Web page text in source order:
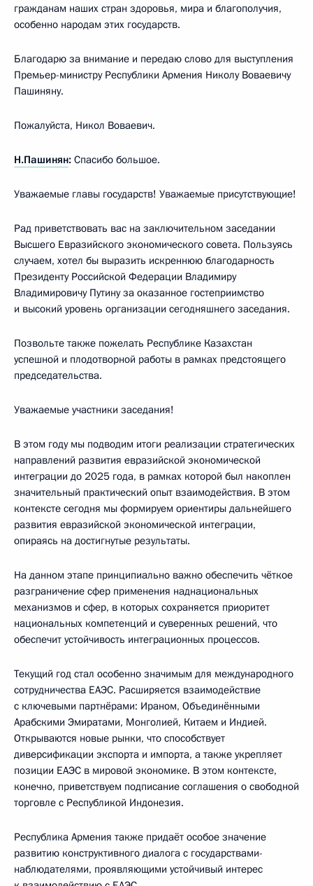
гражданам наших стран здоровья, мира и благополучия,
особенно народам этих государств.
Благодарю за внимание и передаю слово для выступления
Премьер-министру Республики Армения Николу Воваевичу
Пашиняну.
Пожалуйста, Никол Воваевич.
Н.Пашинян: Спасибо большое.
Уважаемые главы государств! Уважаемые присутствующие!
Рад приветствовать вас на заключительном заседании
Высшего Евразийского экономического совета. Пользуясь
случаем, хотел бы выразить искреннюю благодарность
Президенту Российской Федерации Владимиру
Владимировичу Путину за оказанное гостеприимство
и высокий уровень организации сегодняшнего заседания.
Позвольте также пожелать Республике Казахстан
успешной и плодотворной работы в рамках предстоящего
председательства.
Уважаемые участники заседания!
В этом году мы подводим итоги реализации стратегических
направлений развития евразийской экономической
интеграции до 2025 года, в рамках которой был накоплен
значительный практический опыт взаимодействия. В этом
контексте сегодня мы формируем ориентиры дальнейшего
развития евразийской экономической интеграции,
опираясь на достигнутые результаты.
На данном этапе принципиально важно обеспечить чёткое
разграничение сфер применения наднациональных
механизмов и сфер, в которых сохраняется приоритет
национальных компетенций и суверенных решений, что
обеспечит устойчивость интеграционных процессов.
Текущий год стал особенно значимым для международного
сотрудничества ЕАЭС. Расширяется взаимодействие
с ключевыми партнёрами: Ираном, Объединёнными
Арабскими Эмиратами, Монголией, Китаем и Индией.
Открываются новые рынки, что способствует
диверсификации экспорта и импорта, а также укрепляет
позиции ЕАЭС в мировой экономике. В этом контексте,
конечно, приветствуем подписание соглашения о свободной
торговле с Республикой Индонезия.
Республика Армения также придаёт особое значение
развитию конструктивного диалога с государствами-
наблюдателями, проявляющими устойчивый интерес